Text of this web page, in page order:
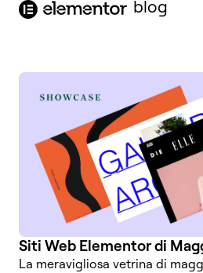
contenuto blog
Siti Web Elementor di
La meravigliosa vetrina di